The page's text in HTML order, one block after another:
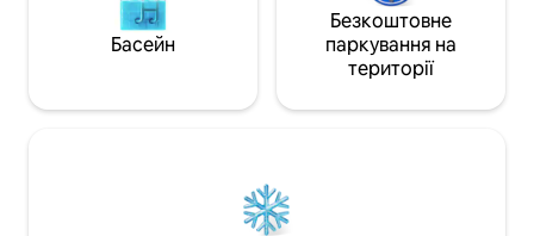
Басейн
Безкоштовне
паркування на
території